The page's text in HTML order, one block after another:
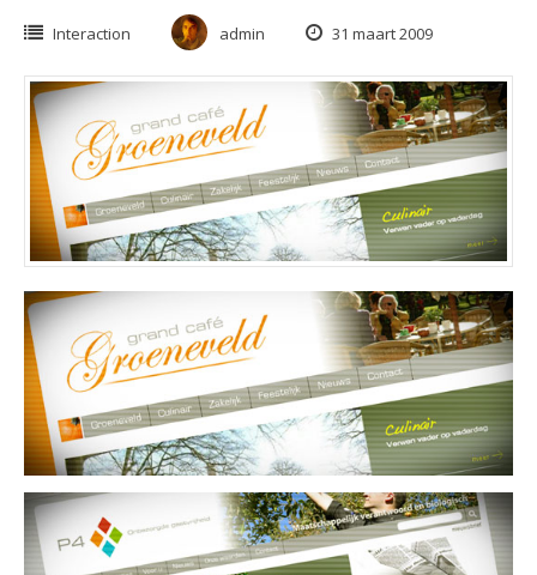
Interaction admin 31 maart 2009